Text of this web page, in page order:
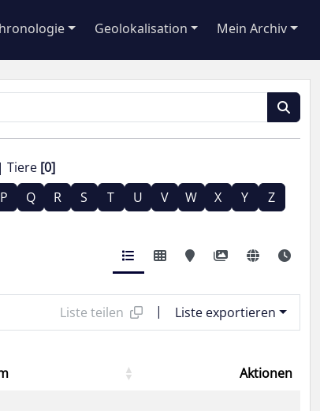
Geolokalisation Mein Archiv
Tiere [0]
P Q R S T U V W X Y Z
Liste teilen | Liste exportieren
Aktionen